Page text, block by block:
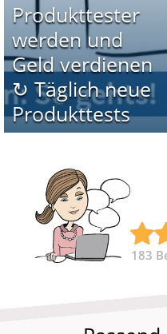
Produkttester
werden und
Geld verdienen
↻ Täglich neue
Produkttests
183